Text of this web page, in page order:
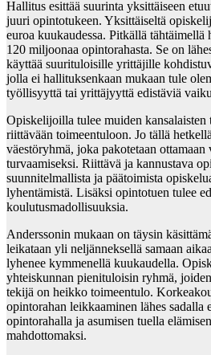
Hallitus esittää suurinta yksittäiseen
juuri opintotukeen. Yksittäiseltä
euroa kuukaudessa. Pitkällä tähtäimellä
120 miljoonaa opintorahasta. Se on
käyttää suurituloisille yrittäjille
jolla ei hallituksenkaan mukaan tule
työllisyyttä tai yrittäjyyttä edistäviä
Opiskelijoilla tulee muiden kansalaisten
riittävään toimeentuloon. Jo tällä
väestöryhmä, joka pakotetaan
turvaamiseksi. Riittävä ja kannustava
suunnitelmallista ja päätoimista
lyhentämistä. Lisäksi opintotuen tulee
koulutusmadollisuuksia.
Anderssonin mukaan on täysin
leikataan yli neljänneksellä samaan
lyhenee kymmenellä kuukaudella.
yhteiskunnan pienituloisin ryhmä,
tekijä on heikko toimeentulo.
opintorahan leikkaaminen lähes sadalla
opintorahalla ja asumisen tuella
mahdottomaksi.